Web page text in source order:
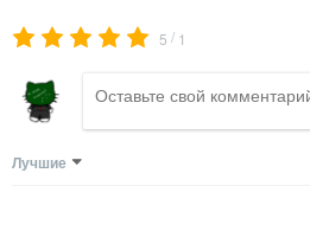
5 / 1
Лучшие